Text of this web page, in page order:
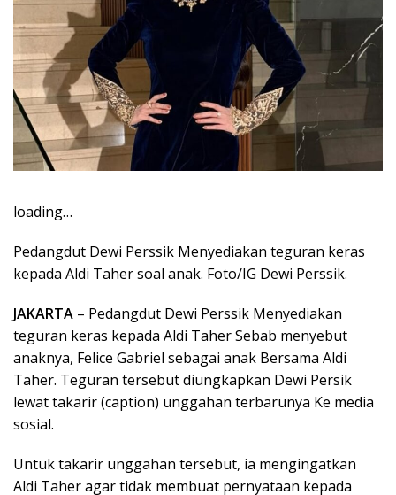
loading…
Pedangdut Dewi Perssik Menyediakan teguran keras
kepada Aldi Taher soal anak. Foto/IG Dewi Perssik.
JAKARTA – Pedangdut Dewi Perssik Menyediakan
teguran keras kepada Aldi Taher Sebab menyebut
anaknya, Felice Gabriel sebagai anak Bersama Aldi
Taher. Teguran tersebut diungkapkan Dewi Persik
lewat takarir (caption) unggahan terbarunya Ke media
sosial.
Untuk takarir unggahan tersebut, ia mengingatkan
Aldi Taher agar tidak membuat pernyataan kepada